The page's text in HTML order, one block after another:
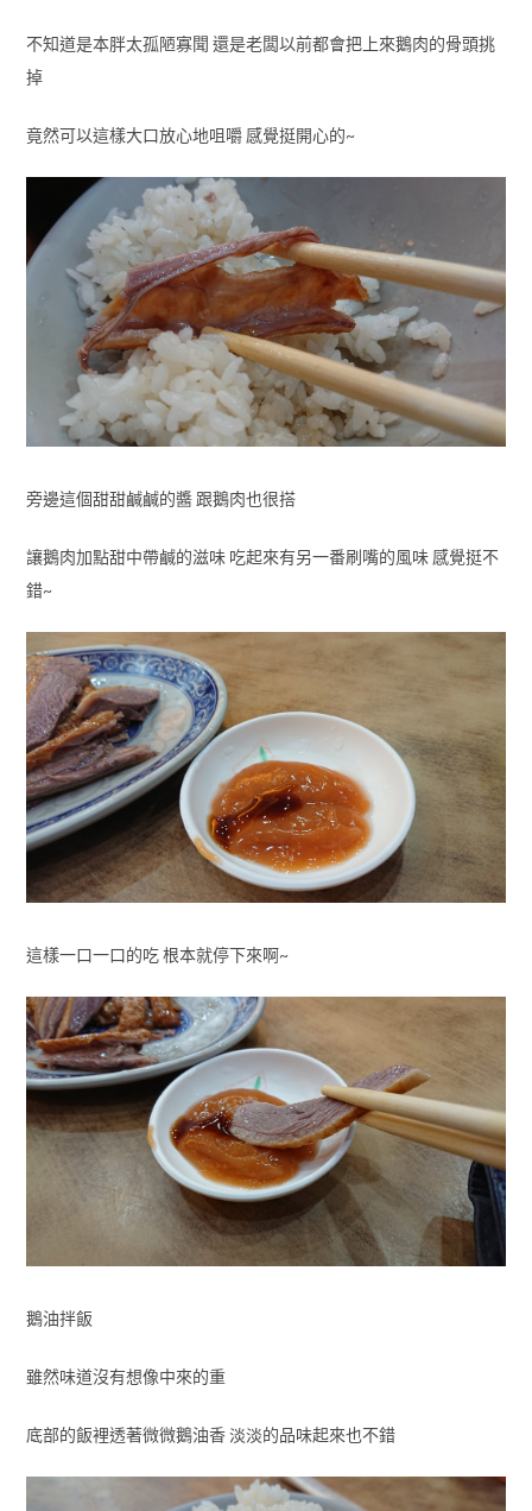
不知道是本胖太孤陋寡聞 還是老闆以前都會把上來鵝肉的骨頭挑
掉
竟然可以這樣大口放心地咀嚼 感覺挺開心的~
旁邊這個甜甜鹹鹹的醬 跟鵝肉也很搭
讓鵝肉加點甜中帶鹹的滋味 吃起來有另一番刷嘴的風味 感覺挺不
錯~
這樣一口一口的吃 根本就停下來啊~
鵝油拌飯
雖然味道沒有想像中來的重
底部的飯裡透著微微鵝油香 淡淡的品味起來也不錯